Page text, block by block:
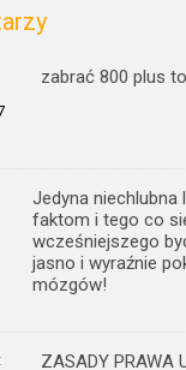
zabrać 800 plus
Jedyna niechlubna
faktom i tego co
wcześniejszego
jasno i wyraźnie
mózgów!
ZASADY PRAWA